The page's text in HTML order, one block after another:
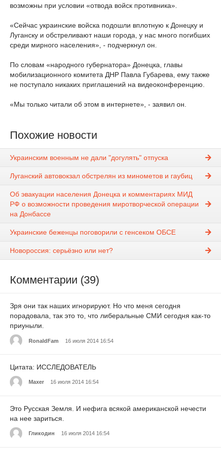
возможны при условии «отвода войск противника».
«Сейчас украинские войска подошли вплотную к Донецку и
Луганску и обстреливают наши города, у нас много погибших
среди мирного населения», - подчеркнул он.
По словам «народного губернатора» Донецка, главы
мобилизационного комитета ДНР Павла Губарева, ему также
не поступало никаких приглашений на видеоконференцию.
«Мы только читали об этом в интернете», - заявил он.
Похожие новости
Украинским военным не дали "догулять" отпуска
Луганский автовокзал обстрелян из минометов и гаубиц
Об эвакуации населения Донецка и комментариях МИД
РФ о возможности проведения миротворческой операции
на Донбассе
Украинские беженцы поговорили с генсеком ОБСЕ
Новороссия: серьёзно или нет?
Комментарии (39)
Зря они так наших игнорируют. Но что меня сегодня
порадовала, так это то, что либеральные СМИ сегодня как-то
приуныли.
RonaldFam 16 июля 2014 16:54
Цитата: ИССЛЕДОВАТЕЛЬ
Maxer 16 июля 2014 16:54
Это Русская Земля. И нефига всякой американской нечести
на нее зариться.
Гликодин 16 июля 2014 16:54